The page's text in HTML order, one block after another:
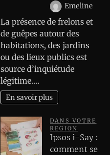
Emeline
La présence de frelons et
de guêpes autour des
habitations, des jardins
ou des lieux publics est
source d’inquiétude
légitime.…
En savoir plus
DANS VOTRE
REGION
Ipsos i-Say :
comment se